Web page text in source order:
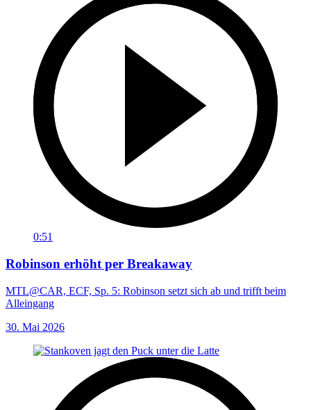
0:51
Robinson erhöht per Breakaway
MTL@CAR, ECF, Sp. 5: Robinson setzt sich ab und trifft beim
Alleingang
30. Mai 2026